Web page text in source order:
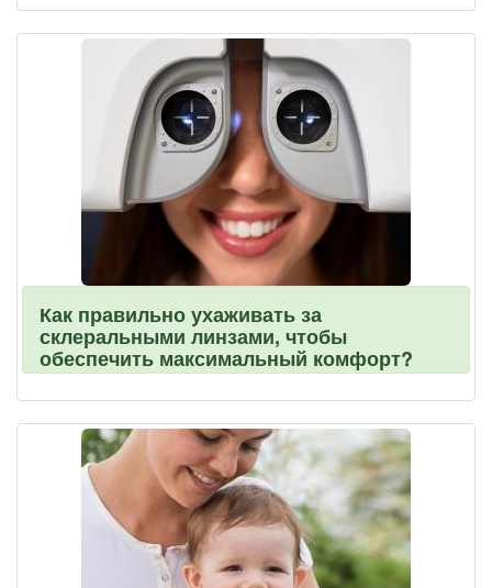
Как правильно ухаживать за
склеральными линзами, чтобы
обеспечить максимальный комфорт?